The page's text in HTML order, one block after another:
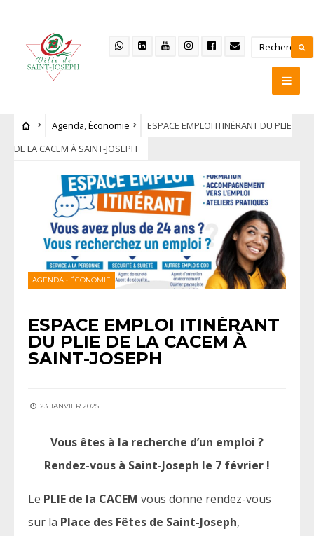
Agenda,Économie
ESPACE EMPLOI ITINÉRANT DU PLIE
DE LA CACEM À SAINT-JOSEPH
AGENDA • ÉCONOMIE
ESPACE EMPLOI ITINÉRANT
DU PLIE DE LA CACEM À
SAINT-JOSEPH
23 JANVIER 2025
Vous êtes à la recherche d’un emploi ?
Rendez-vous à Saint-Joseph le 7 février !
Le PLIE de la CACEM vous donne rendez-vous
sur la Place des Fêtes de Saint-Joseph,